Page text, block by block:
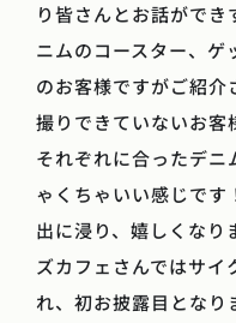
り皆さんとお話がで
ニムのコースター、ゲ
のお客様ですがご紹介
撮りできていないお客
それぞれに合ったデニ
ゃくちゃいい感じです
出に浸り、嬉しくなり
ズカフェさんではサイ
れ、初お披露目とな